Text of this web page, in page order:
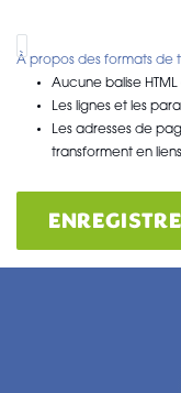
À propos des formats de
Aucune balise
Les lignes et les
Les adresses de
transforment en